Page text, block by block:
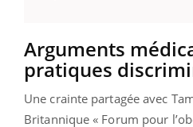
Arguments
pratiques
Une crainte partagée avec
Britannique « Forum pour